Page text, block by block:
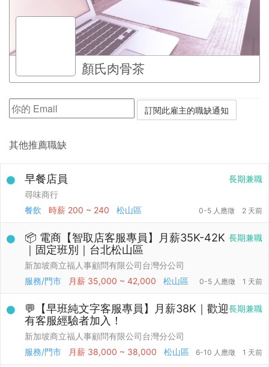
顏氏肉骨茶
其他推薦職缺
長期兼職
早餐店員
尋味商行
餐飲
時薪 200 ~ 240 松山區 0-5 人應徵 2 天前
長期兼職
📦 電商【智取店客服專員】月薪35K-42K
｜固定班別｜台北松山區
新加坡商立福人事顧問有限公司台灣分公司
服務/門市
月薪 35,000 ~ 42,000 松山區 0-5 人應徵 1 天前
長期兼職
💬【早班純文字客服專員】月薪38K｜歡迎
有客服經驗者加入！
新加坡商立福人事顧問有限公司台灣分公司
服務/門市
月薪 38,000 ~ 38,000 松山區 6-10 人應徵 1 天前